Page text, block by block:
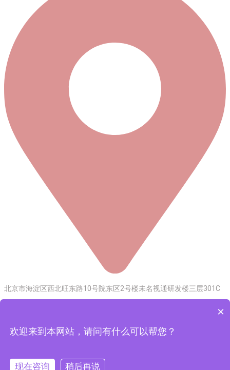
北京市海淀区西北旺东路10号院东区2号楼未名视通研发楼三层301C
京公网安备11010802048495号|京ICP备
本网站直接或间接向消费者推销商品或者服务的商业宣传
×
欢迎来到本网站，请问有什么可以帮您？
现在咨询 稍后再说